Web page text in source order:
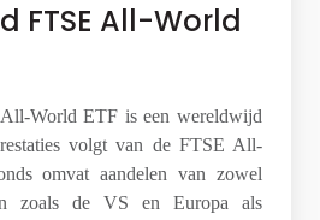
FTSE All-World
World ETF is een wereldwijd
volgt van de FTSE All-
omvat aandelen van zowel
zoals de VS en Europa als